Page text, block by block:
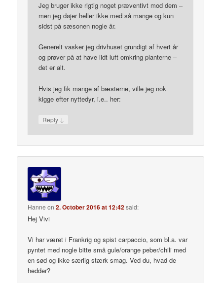
Jeg bruger ikke rigtig noget præventivt mod dem –
men jeg døjer heller ikke med så mange og kun
sidst på sæsonen nogle år.
Generelt vasker jeg drivhuset grundigt af hvert år
og prøver på at have lidt luft omkring planterne –
det er alt.
Hvis jeg fik mange af bæsterne, ville jeg nok
kigge efter nyttedyr, i.e.. her:
Reply ↓
Hanne on2. October 2016 at 12:42said:
Hej Vivi
Vi har været i Frankrig og spist carpaccio, som bl.a. var
pyntet med nogle bitte små gule/orange peber/chili med
en sød og ikke særlig stærk smag. Ved du, hvad de
hedder?